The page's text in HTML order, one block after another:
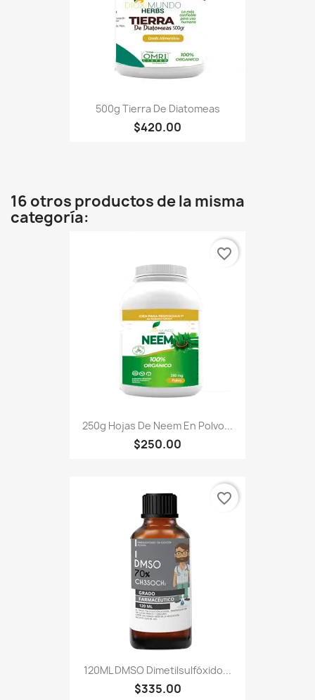
500g Tierra De Diatomeas
$420.00
16 otros productos de la misma
categoría:
250g Hojas De Neem En Polvo...
$250.00
favorite_border
120ML DMSO Dimetilsulfóxido...
$335.00
favorite_border